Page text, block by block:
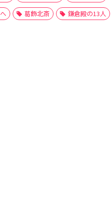
葛飾北斎 鎌倉殿の13人